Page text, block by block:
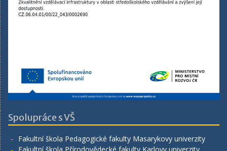
Spolupráce s VŠ
Fakultní škola Pedagogické fakulty Masarykovy univerzity